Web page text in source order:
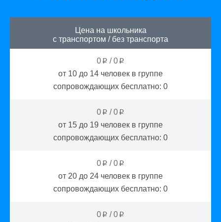
Цена на школьника
с транспортом / без транспорта
0 p /0 p
от 10 до 14 человек в группе
сопровождающих бесплатно: 0
0 p /0 p
от 15 до 19 человек в группе
сопровождающих бесплатно: 0
0 p /0 p
от 20 до 24 человек в группе
сопровождающих бесплатно: 0
0 p /0 p